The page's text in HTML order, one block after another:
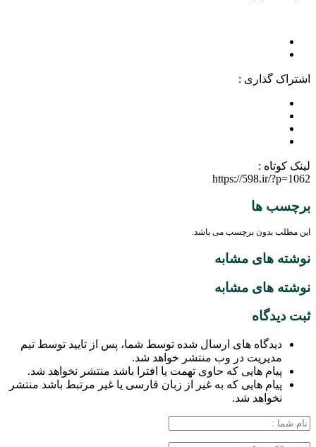
اشتراک گذاری :
لینک کوتاه :
https://598.ir/?p=1062
برچسب ها
این مطلب بدون برچسب می باشد.
نوشته های مشابه
نوشته های مشابه
ثبت دیدگاه
دیدگاه های ارسال شده توسط شما، پس از تایید توسط تیم
مدیریت در وب منتشر خواهد شد.
پیام هایی که حاوی تهمت یا افترا باشد منتشر نخواهد شد.
پیام هایی که به غیر از زبان فارسی یا غیر مرتبط باشد منتشر
نخواهد شد.